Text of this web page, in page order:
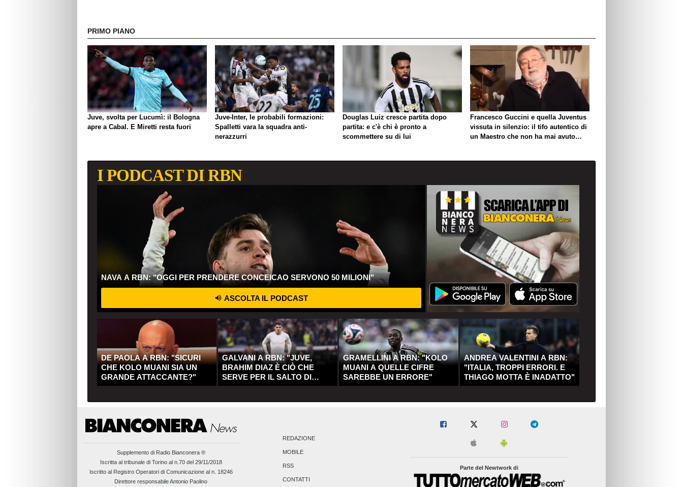
PRIMO PIANO
Juve, svolta per Lucumì: il Bologna
apre a Cabal. E Miretti resta fuori
Juve-Inter, le probabili formazioni:
Spalletti vara la squadra anti-
nerazzurri
Douglas Luiz cresce partita dopo
partita: e c'è chi è pronto a
scommettere su di lui
Francesco Guccini e quella Juventus
vissuta in silenzio: il tifo autentico di
un Maestro che non ha mai avuto
I PODCAST DI RBN
NAVA A RBN: "OGGI PER PRENDERE CONCEICAO SERVONO 50 MILIONI"
ASCOLTA IL PODCAST
DE PAOLA A RBN: "SICURI
CHE KOLO MUANI SIA UN
GRANDE ATTACCANTE?"
GALVANI A RBN: "JUVE,
BRAHIM DIAZ È CIÒ CHE
SERVE PER IL SALTO DI
QUALITÀ"
GRAMELLINI A RBN: "KOLO
MUANI A QUELLE CIFRE
SAREBBE UN ERRORE"
ANDREA VALENTINI A RBN:
"ITALIA, TROPPI ERRORI. E
THIAGO MOTTA È INADATTO"
Supplemento di Radio Bianconera ®
Iscritta al tribunale di Torino al n.70 del 29/11/2018
Iscritto al Registro Operatori di Comunicazione al n. 18246
Direttore responsabile Antonio Paolino
REDAZIONE
MOBILE
RSS
CONTATTI
Parte del Newtwork di